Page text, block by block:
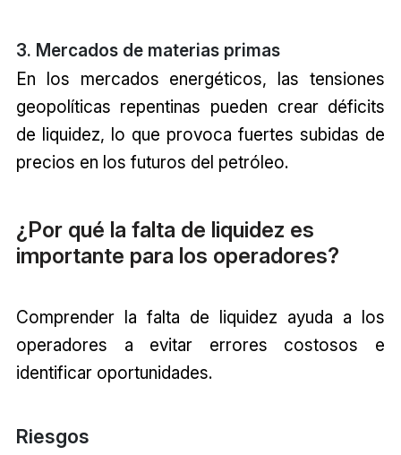
3. Mercados de materias primas
En los mercados energéticos, las tensiones
geopolíticas repentinas pueden crear déficits
de liquidez, lo que provoca fuertes subidas de
precios en los futuros del petróleo.
¿Por qué la falta de liquidez es
importante para los operadores?
Comprender la falta de liquidez ayuda a los
operadores a evitar errores costosos e
identificar oportunidades.
Riesgos